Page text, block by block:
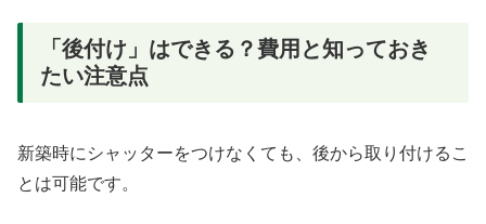
「後付け」はできる？費用と知っておき
たい注意点
新築時にシャッターをつけなくても、後から取り付けるこ
とは可能です。